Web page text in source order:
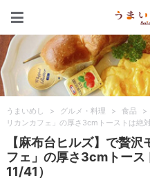
うまいめし > グルメ・料理 > 食品 >
リカンカフェ」の厚さ3cmトーストは絶
【麻布台ヒルズ】で贅
フェ」の厚さ3cmトー
11/41）